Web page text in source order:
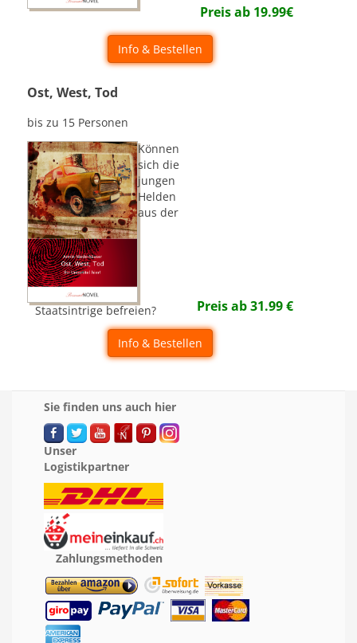
Preis ab 19.99€
Info & Bestellen
Ost, West, Tod
bis zu 15 Personen
Können
sich die
jungen
Helden
aus der
Staatsintrige befreien? Preis ab31.99€
Info & Bestellen
Sie finden uns auch hier
Unser
Logistikpartner
Zahlungsmethoden